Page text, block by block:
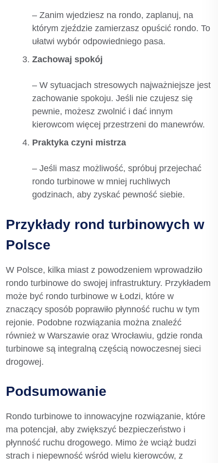
– Zanim wjedziesz na rondo, zaplanuj, na
którym zjeździe zamierzasz opuścić rondo. To
ułatwi wybór odpowiedniego pasa.
Zachowaj spokój
– W sytuacjach stresowych najważniejsze jest
zachowanie spokoju. Jeśli nie czujesz się
pewnie, możesz zwolnić i dać innym
kierowcom więcej przestrzeni do manewrów.
Praktyka czyni mistrza
– Jeśli masz możliwość, spróbuj przejechać
rondo turbinowe w mniej ruchliwych
godzinach, aby zyskać pewność siebie.
Przykłady rond turbinowych w
Polsce
W Polsce, kilka miast z powodzeniem wprowadziło
rondo turbinowe do swojej infrastruktury. Przykładem
może być rondo turbinowe w Łodzi, które w
znaczący sposób poprawiło płynność ruchu w tym
rejonie. Podobne rozwiązania można znaleźć
również w Warszawie oraz Wrocławiu, gdzie ronda
turbinowe są integralną częścią nowoczesnej sieci
drogowej.
Podsumowanie
Rondo turbinowe to innowacyjne rozwiązanie, które
ma potencjał, aby zwiększyć bezpieczeństwo i
płynność ruchu drogowego. Mimo że wciąż budzi
strach i niepewność wśród wielu kierowców, z